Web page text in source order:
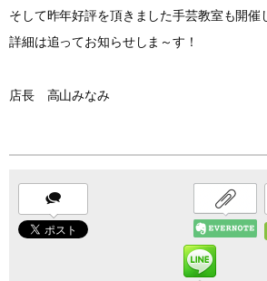
そして昨年好評を頂きました手芸教室も開催
詳細は追ってお知らせしま～す！
店長 高山みなみ